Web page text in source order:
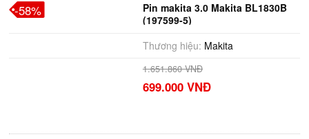
Pin makita 3.0 Makita BL1830B
(197599-5)
Thương hiệu: Makita
1.651.860 VNĐ
699.000 VNĐ
-58%